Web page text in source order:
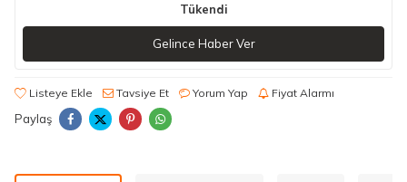
Tükendi
Gelince Haber Ver
Listeye Ekle Tavsiye Et Yorum Yap Fiyat Alarmı
Paylaş